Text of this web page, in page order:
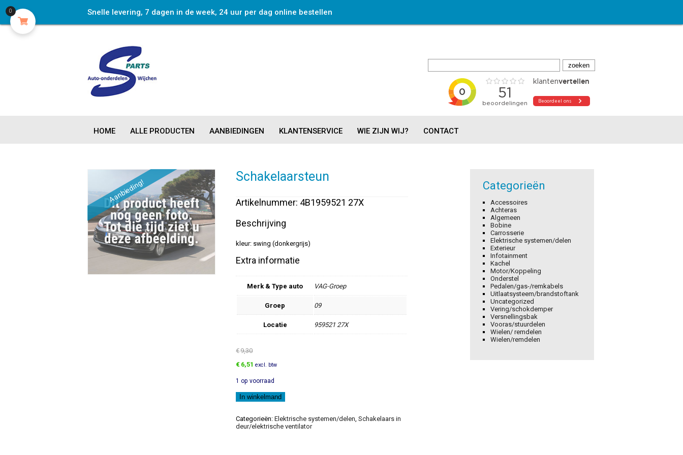
Snelle levering, 7 dagen in de week, 24 uur per dag online bestellen
HOME ALLE PRODUCTEN AANBIEDINGEN KLANTENSERVICE WIE ZIJN WIJ? CONTACT
Aanbieding!
Schakelaarsteun
Artikelnummer: 4B1959521 27X
Beschrijving
kleur: swing (donkergrijs)
Extra informatie
Merk & Type auto VAG-Groep
Groep 09
Locatie 959521 27X
€9,30
Oorspronkelijke
was:
€9,30.
€ 6,51 Huidige
is:
€6,51.
excl. btw
1 op voorraad
Schakelaarsteun
aantal
In winkelmand
Categorieën:Elektrische systemen/delen ,Schakelaars in
deur/elektrische ventilator
Categorieën
Accessoires
Achteras
Algemeen
Bobine
Carrosserie
Elektrische systemen/delen
Exterieur
Infotainment
Kachel
Motor/Koppeling
Onderstel
Pedalen/gas-/remkabels
Uitlaatsysteem/brandstoftank
Uncategorized
Vering/schokdemper
Versnellingsbak
Vooras/stuurdelen
Wielen/ remdelen
Wielen/remdelen
0